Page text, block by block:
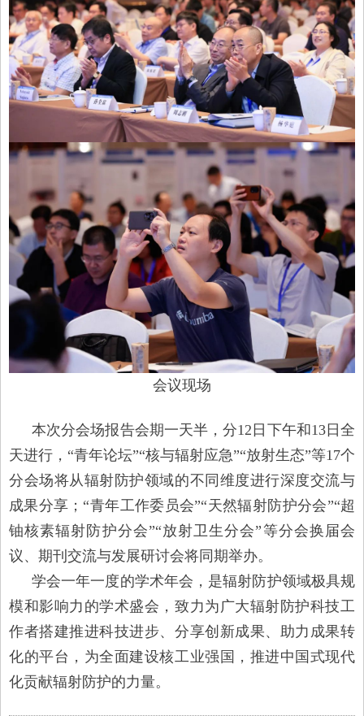
会议现场
本次分会场报告会期一天半，分12日下午和13日全
天进行，“青年论坛”“核与辐射应急”“放射生态”等17个
分会场将从辐射防护领域的不同维度进行深度交流与
成果分享；“青年工作委员会”“天然辐射防护分会”“超
铀核素辐射防护分会”“放射卫生分会”等分会换届会
议、期刊交流与发展研讨会将同期举办。
学会一年一度的学术年会，是辐射防护领域极具规
模和影响力的学术盛会，致力为广大辐射防护科技工
作者搭建推进科技进步、分享创新成果、助力成果转
化的平台，为全面建设核工业强国，推进中国式现代
化贡献辐射防护的力量。